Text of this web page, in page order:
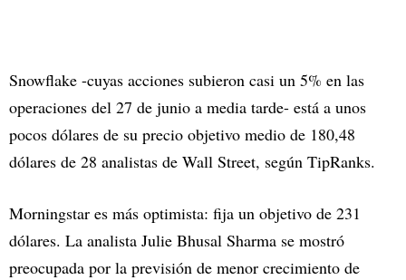
Snowflake -cuyas acciones subieron casi un 5% en las
operaciones del 27 de junio a media tarde- está a unos
pocos dólares de su precio objetivo medio de 180,48
dólares de 28 analistas de Wall Street, según TipRanks.
Morningstar es más optimista: fija un objetivo de 231
dólares. La analista Julie Bhusal Sharma se mostró
preocupada por la previsión de menor crecimiento de